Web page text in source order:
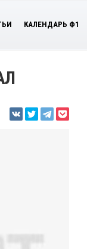
КАЛЕНДАРЬ Ф1